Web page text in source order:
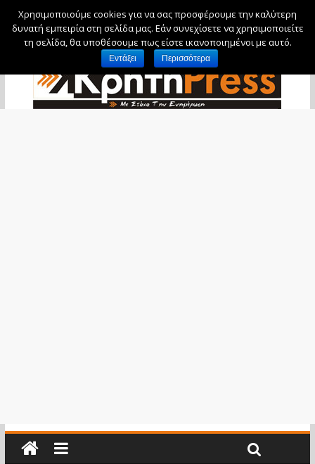
Δευτέρα, 10 Αυγούστου, 2026
Χρησιμοποιούμε cookies για να σας προσφέρουμε την καλύτερη
δυνατή εμπειρία στη σελίδα μας. Εάν συνεχίσετε να χρησιμοποιείτε
τη σελίδα, θα υποθέσουμε πως είστε ικανοποιημένοι με αυτό.
Εντάξει Περισσότερα